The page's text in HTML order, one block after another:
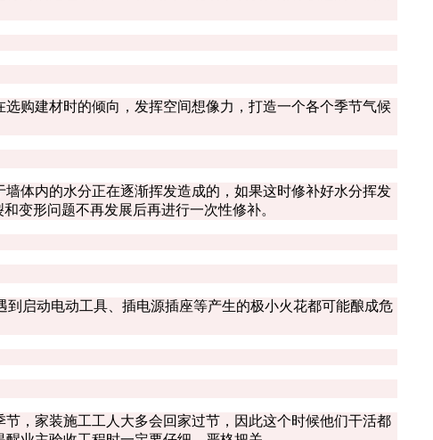
购建材时的倾向，发挥空间想像力，打造一个各个季节气候
体内的水分正在逐渐挥发造成的，如果这时修补好水分挥发
变形问题不再发展后再进行一次性修补。
启动电动工具、插电源插座等产生的极小火花都可能酿成危
，家装施工工人大多会回家过节，因此这个时候他们干活都